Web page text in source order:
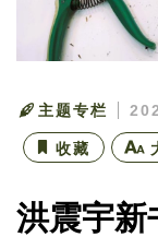
主题专栏
收藏
洪震宇新